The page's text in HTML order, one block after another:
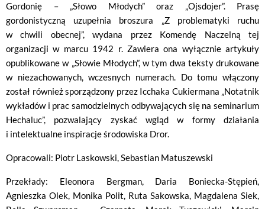
Gordonię – „Słowo Młodych” oraz „Ojsdojer”. Prasę
gordonistyczną uzupełnia broszura „Z problematyki ruchu
w chwili obecnej”, wydana przez Komendę Naczelną tej
organizacji w marcu 1942 r. Zawiera ona wyłącznie artykuły
opublikowane w „Słowie Młodych”, w tym dwa teksty drukowane
w niezachowanych, wczesnych numerach. Do tomu włączony
został również sporządzony przez Icchaka Cukiermana „Notatnik
wykładów i prac samodzielnych odbywających się na seminarium
Hechaluc”, pozwalający zyskać wgląd w formy działania
i intelektualne inspiracje środowiska Dror.
Opracowali: Piotr Laskowski, Sebastian Matuszewski
Przekłady: Eleonora Bergman, Daria Boniecka-Stępień,
Agnieszka Olek, Monika Polit, Ruta Sakowska, Magdalena Siek,